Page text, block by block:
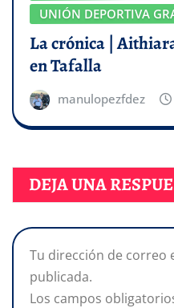
UNIÓN DEPORTIVA
La crónica |
en Tafalla
manulopezfdez
DEJA UNA
Tu dirección de correo
publicada.
Los campos